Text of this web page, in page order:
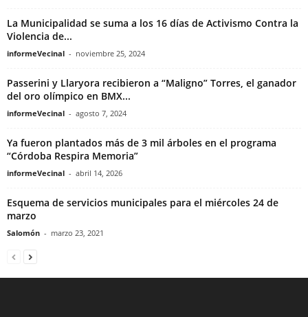
La Municipalidad se suma a los 16 días de Activismo Contra la
Violencia de...
informeVecinal - noviembre 25, 2024
Passerini y Llaryora recibieron a “Maligno” Torres, el ganador
del oro olímpico en BMX...
informeVecinal - agosto 7, 2024
Ya fueron plantados más de 3 mil árboles en el programa
“Córdoba Respira Memoria”
informeVecinal - abril 14, 2026
Esquema de servicios municipales para el miércoles 24 de
marzo
Salomón - marzo 23, 2021